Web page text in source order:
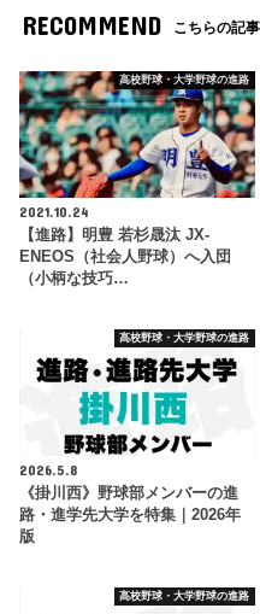
RECOMMEND こちらの記
高校野球・大学野球の進路
2021.10.24
【進路】明豊 若杉晟汰 JX-
ENEOS（社会人野球）へ入団
（小柄な技巧…
高校野球・大学野球の進路
2026.5.8
《掛川西》野球部メンバーの進
路・進学先大学を特集｜2026年
版
高校野球・大学野球の進路